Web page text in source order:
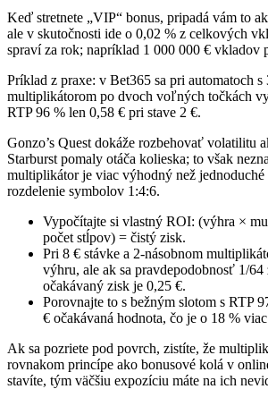
Keď stretnete „VIP“ bonus, pripadá vám to
ale v skutočnosti ide o 0,02 % z celkových
spraví za rok; napríklad 1 000 000 € vkladov
Príklad z praxe: v Bet365 sa pri automatoch s
multiplikátorom po dvoch voľných točkách
RTP 96 % len 0,58 € pri stave 2 €.
Gonzo’s Quest dokáže rozbehovať volatilitu
Starburst pomaly otáča kolieska; to však
multiplikátor je viac výhodný než jednoduché
rozdelenie symbolov 1:4:6.
Vypočítajte si vlastný ROI: (výhra ×
počet stĺpov) = čistý zisk.
Pri 8 € stávke a 2‑násobnom
výhru, ale ak sa pravdepodobnosť 1/
očakávaný zisk je 0,25 €.
Porovnajte to s bežným slotom s RTP
€ očakávaná hodnota, čo je o 18 %
Ak sa pozriete pod povrch, zistíte, že
rovnakom princípe ako bonusové kolá v
stavíte, tým väčšiu expozíciu máte na ich